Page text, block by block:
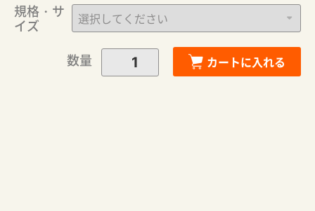
規格・サ
イズ
数量
カートに入れる